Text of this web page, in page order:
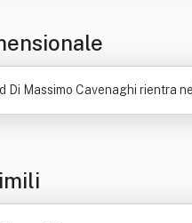
Di Massimo Cavenaghi rientra